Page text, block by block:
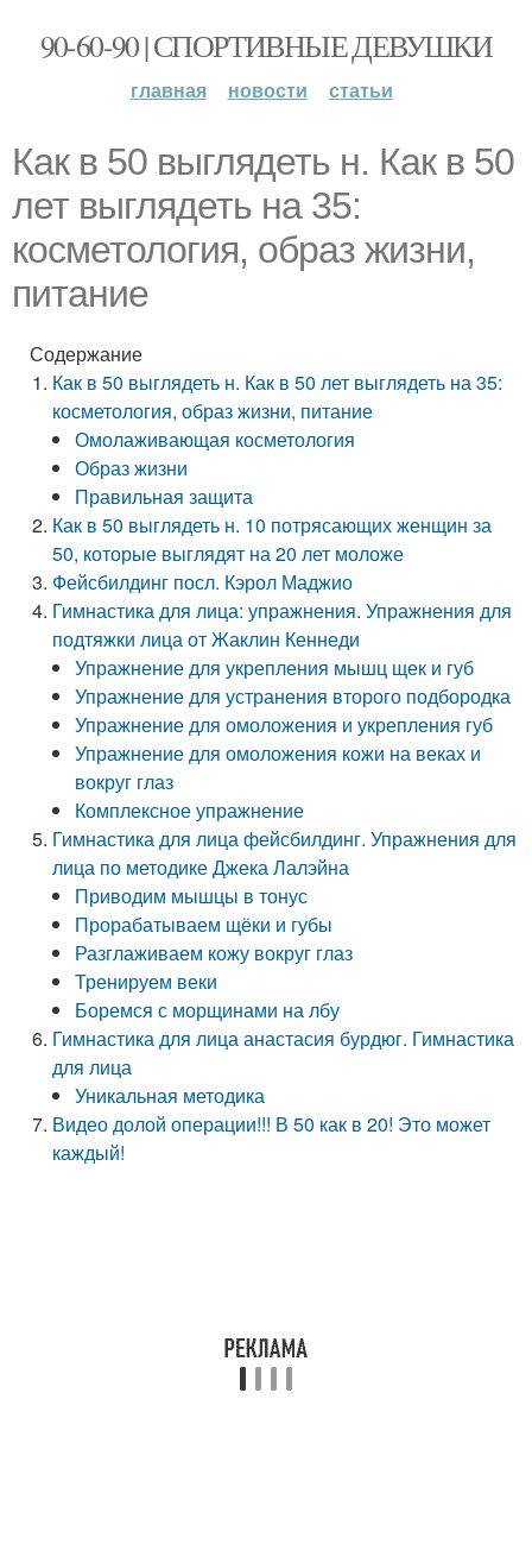
90-60-90 | СПОРТИВНЫЕ ДЕВУШКИ
главная новости статьи
Как в 50 выглядеть н. Как в 50
лет выглядеть на 35:
косметология, образ жизни,
питание
Содержание
Как в 50 выглядеть н. Как в 50 лет выглядеть на 35:
косметология, образ жизни, питание
Омолаживающая косметология
Образ жизни
Правильная защита
Как в 50 выглядеть н. 10 потрясающих женщин за
50, которые выглядят на 20 лет моложе
Фейсбилдинг посл. Кэрол Маджио
Гимнастика для лица: упражнения. Упражнения для
подтяжки лица от Жаклин Кеннеди
Упражнение для укрепления мышц щек и губ
Упражнение для устранения второго подбородка
Упражнение для омоложения и укрепления губ
Упражнение для омоложения кожи на веках и
вокруг глаз
Комплексное упражнение
Гимнастика для лица фейсбилдинг. Упражнения для
лица по методике Джека Лалэйна
Приводим мышцы в тонус
Прорабатываем щёки и губы
Разглаживаем кожу вокруг глаз
Тренируем веки
Боремся с морщинами на лбу
Гимнастика для лица анастасия бурдюг. Гимнастика
для лица
Уникальная методика
Видео долой операции!!! В 50 как в 20! Это может
каждый!